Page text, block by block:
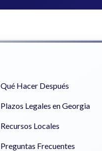
Qué Hacer Después
Plazos Legales en Georgia
Recursos Locales
Preguntas Frecuentes